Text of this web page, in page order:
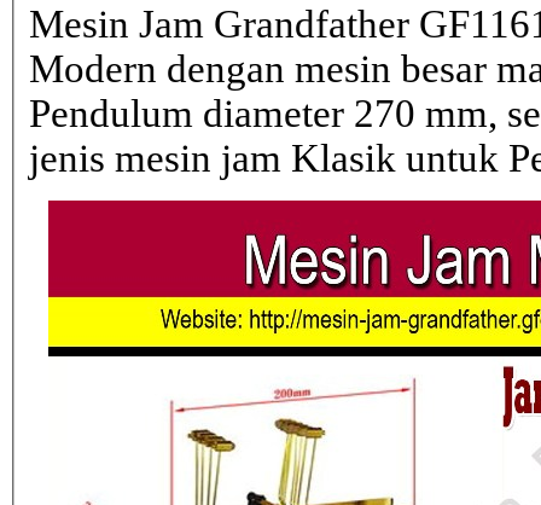
Mesin Jam Grandfather
Modern dengan mesin besar
Pendulum diameter 270 mm,
jenis mesin jam Klasik untuk